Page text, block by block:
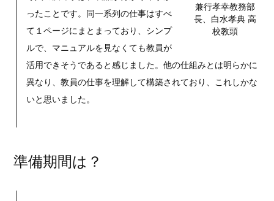
兼行孝幸教務部
長、白水孝典 高
校教頭
ったことです。同一系列の仕事はすべ
て１ページにまとまっており、シンプ
ルで、マニュアルを見なくても教員が
活用できそうであると感じました。他の仕組みとは明らかに
異なり、教員の仕事を理解して構築されており、これしかな
いと思いました。
準備期間は？